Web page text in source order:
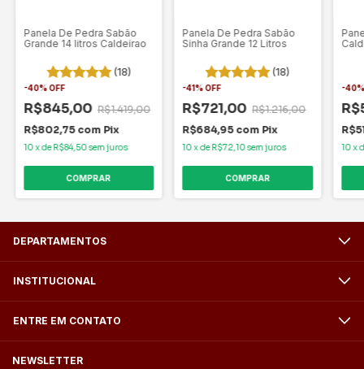
Panela De Pedra Sabão
Grande 14 litros Caldeirao
(18)
-40%OFF
R$845,00 R$1.419,00
R$802,75 com Pix
10xdeR$84,50sem juros
COMPRAR
Panela De Pedra Sabão
Sinha Grande 12 Litros
(18)
-41%OFF
R$721,00 R$1.216,00
R$684,95 com Pix
10xdeR$72,10sem juros
COMPRAR
-40
10x
DEPARTAMENTOS
INSTITUCIONAL
ENTRE EM CONTATO
NEWSLETTER